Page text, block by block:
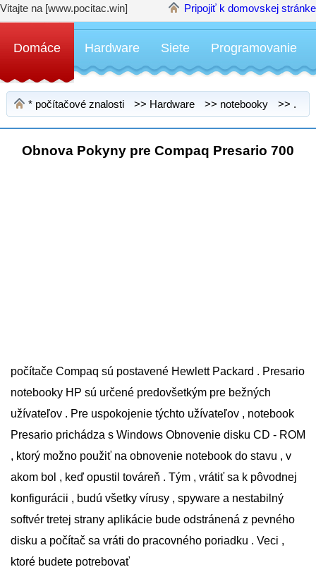
Vitajte na [www.pocitac.win] Pripojiť k domovskej stránke
Domáce Hardware Siete Programovanie
* počítačové znalosti >> Hardware >> notebooky >> .
Obnova Pokyny pre Compaq Presario 700
počítače Compaq sú postavené Hewlett Packard . Presario
notebooky HP sú určené predovšetkým pre bežných
užívateľov . Pre uspokojenie týchto užívateľov , notebook
Presario prichádza s Windows Obnovenie disku CD - ROM
, ktorý možno použiť na obnovenie notebook do stavu , v
akom bol , keď opustil továreň . Tým , vrátiť sa k pôvodnej
konfigurácii , budú všetky vírusy , spyware a nestabilný
softvér tretej strany aplikácie bude odstránená z pevného
disku a počítač sa vráti do pracovného poriadku . Veci ,
ktoré budete potrebovať